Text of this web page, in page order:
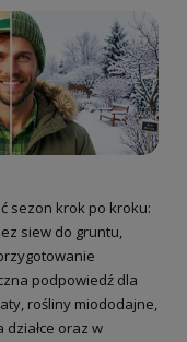
sezon krok po kroku:
siew do gruntu,
podpowiedź dla
rośliny miododajne,
działce oraz w